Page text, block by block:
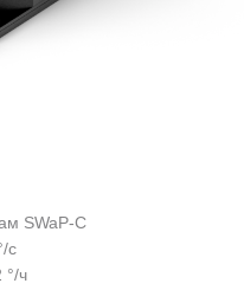
SWaP-C
с
°/ч